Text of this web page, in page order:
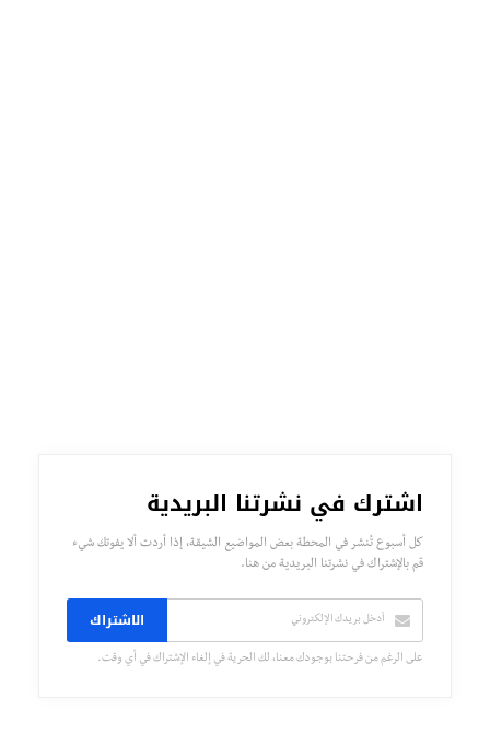
اشترك في نشرتنا البريدية
كل أسبوع تُنشر في المحطة بعض المواضيع الشيقة، إذا أردت ألا يفوتك شيء
قم بالإشتراك في نشرتنا البريدية من هنا.
الاشتراك
على الرغم من فرحتنا بوجودك معنا، لك الحرية في إلغاء الإشتراك في أي وقت.